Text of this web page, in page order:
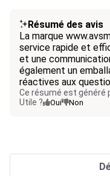
Résumé des avis
La marque
service rapide et
et une
également un
réactives aux
Ce résumé est généré
Utile ?
Oui Non